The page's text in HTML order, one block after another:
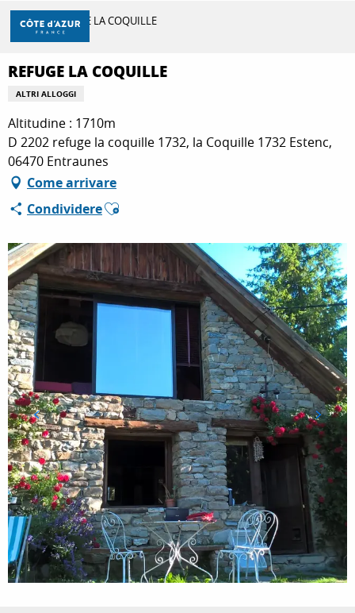
Aller
contenu
principal
SCOPRIRE
PER FARE
SOGGIORNO
Casa REFUGE LA COQUILLE
REFUGE LA COQUILLE
ALTRI ALLOGGI
Altitudine : 1710m
D 2202 refuge la coquille 1732, la Coquille 1732 Estenc,
06470 Entraunes
Come arrivare
CondividereAjouter aux favoris